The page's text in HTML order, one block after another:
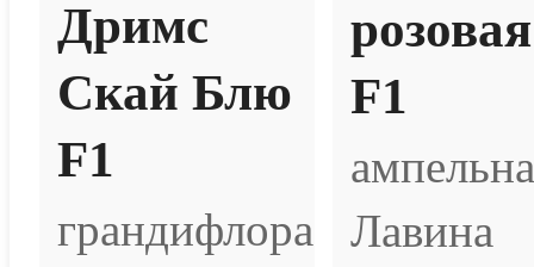
Дримс
Скай Блю
F1
грандифлора
розовая
F1
Лавина